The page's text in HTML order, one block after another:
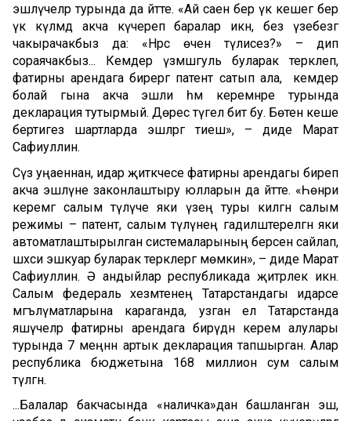
эшләүчеләр турында да әйтте. «Ай саен бер үк кешегә бер
үк күләмдә акча күчереп баралар икән, без үзебезгә
чакырачакбыз да: «Нәрсә өчен түлисез?» – дип
сораячакбыз... Кемдер үзмәшгуль буларак теркәлеп,
фатирны арендага бирергә патент сатып ала, ә кемдер
болай гына акча эшли һәм керемнәре турында
декларация тутырмый. Дөрес түгел бит бу. Бөтен кеше
бертигез шартларда эшләргә тиеш», – диде Марат
Сафиуллин.
Сүз уңаеннан, идарә җитәкчесе фатирны арендагы биреп
акча эшләүне законлаштыру юлларын да әйтте. «Һөнәри
керемгә салым түләүче яки үзеңә туры килгән салым
режимы – патент, салым түләүнең гадиләштерелгән яки
автоматлаштырылган системаларының берсен сайлап,
шәхси эшкуар буларак теркәлергә мөмкин», – диде Марат
Сафиуллин. Ә андыйлар республикада җитәрлек икән.
Салым федераль хезмәтенең Татарстандагы идарәсе
мәгълүматларына караганда, узган ел Татарстанда
яшәүчеләр фатирны арендага бирүдән керем алулары
турында 7 меңнән артык декларация тапшырган. Алар
республика бюджетына 168 миллион сум салым
түләгән.
...Балалар бакчасында «наличка»дан башланган эш,